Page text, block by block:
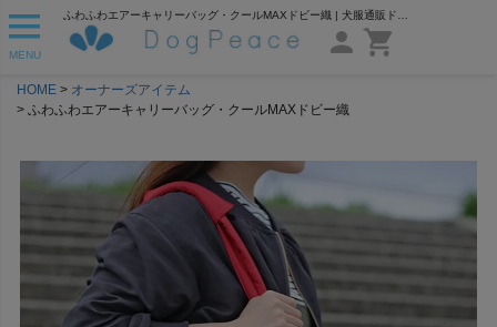
MENU
HOME
オーナーズアイテム
ふわふわエアーキャリーバッグ・クールMAXドビー織